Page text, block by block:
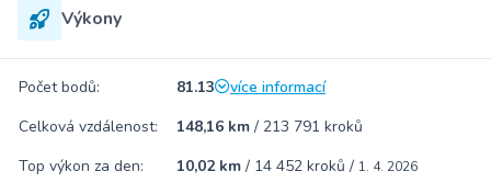
Výkony
Počet bodů: 81.13
více informací
Celková vzdálenost:
148,16 km / 213 791 kroků
Top výkon za den:
10,02 km / 14 452 kroků / 1. 4. 2026